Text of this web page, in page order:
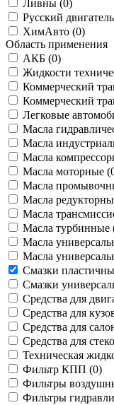
Ливны (0)
Русский
ХимАвто (0)
Область применения
АКБ (0)
Жидкости
Коммерческий
Коммерческий
Легковые
Масла
Масла
Масла
Масла моторные (
Масла
Масла
Масла
Масла турбинные
Масла
Масла
Смазки
Смазки
Средства для
Средства для
Средства для
Средства для
Техническая
Фильтр КПП (0)
Фильтры
Фильтры